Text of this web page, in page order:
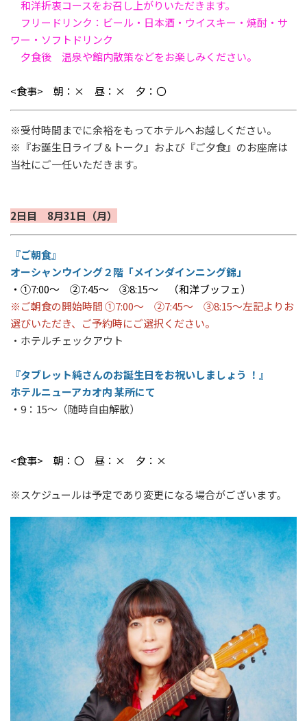
和洋折衷コースをお召し上がりいただきます。
フリードリンク：ビール・日本酒・ウイスキー・焼酎・サ
ワー・ソフトドリンク
夕食後 温泉や館内散策などをお楽しみください。
<食事> 朝：× 昼：× 夕：〇
※受付時間までに余裕をもってホテルヘお越しください。
※『お誕生日ライブ＆トーク』および『ご夕食』のお座席は
当社にご一任いただきます。
2日目 8月31日（月）
『ご朝食』
オーシャンウイング２階「メインダインニング錦」
・①7:00～ ②7:45～ ③8:15～ （和洋ブッフェ）
※ご朝食の開始時間 ①7:00～ ②7:45～ ③8:15～左記よりお
選びいただき、ご予約時にご選択ください。
・ホテルチェックアウト
『タブレット純さんのお誕生日をお祝いしましょう ！』
ホテルニューアカオ内 某所にて
・9：15～（随時自由解散）
<食事> 朝：〇 昼：× 夕：×
※スケジュールは予定であり変更になる場合がございます。